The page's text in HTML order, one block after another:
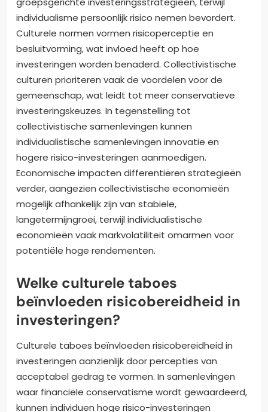
individualisme persoonlijk risico nemen bevordert.
Culturele normen vormen risicoperceptie en
besluitvorming, wat invloed heeft op hoe
investeringen worden benaderd. Collectivistische
culturen prioriteren vaak de voordelen voor de
gemeenschap, wat leidt tot meer conservatieve
investeringskeuzes. In tegenstelling tot
collectivistische samenlevingen kunnen
individualistische samenlevingen innovatie en
hogere risico-investeringen aanmoedigen.
Economische impacten differentiëren strategieën
verder, aangezien collectivistische economieën
mogelijk afhankelijk zijn van stabiele,
langetermijngroei, terwijl individualistische
economieën vaak markvolatiliteit omarmen voor
potentiële hoge rendementen.
Welke culturele taboes
beïnvloeden risicobereidheid in
investeringen?
Culturele taboes beïnvloeden risicobereidheid in
investeringen aanzienlijk door percepties van
acceptabel gedrag te vormen. In samenlevingen
waar financiële conservatisme wordt gewaardeerd,
kunnen individuen hoge risico-investeringen